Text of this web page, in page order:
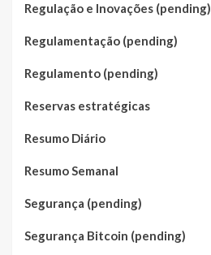
Regulação e Inovações (pending)
Regulamentação (pending)
Regulamento (pending)
Reservas estratégicas
Resumo Diário
Resumo Semanal
Segurança (pending)
Segurança Bitcoin (pending)